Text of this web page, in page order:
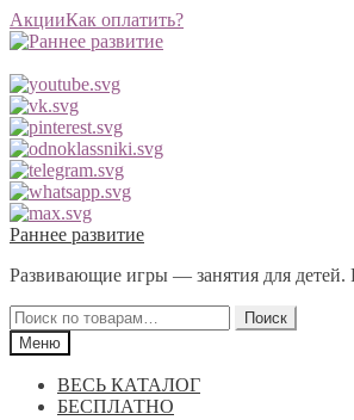
АкцииКак оплатить?
Перейти
навигации
Перейти
содержимому
Раннее развитие
Развивающие игры — занятия для детей.
Искать:
Поиск
Меню
ВЕСЬ КАТАЛОГ
БЕСПЛАТНО